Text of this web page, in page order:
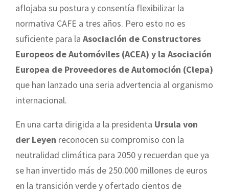
aflojaba su postura y consentía flexibilizar la
normativa CAFE a tres años. Pero esto no es
suficiente para la Asociación de Constructores
Europeos de Automóviles (ACEA) y la Asociación
Europea de Proveedores de Automoción (Clepa)
que han lanzado una seria advertencia al organismo
internacional.
En una carta dirigida a la presidenta Ursula von
der Leyen reconocen su compromiso con la
neutralidad climática para 2050 y recuerdan que ya
se han invertido más de 250.000 millones de euros
en la transición verde y ofertado cientos de